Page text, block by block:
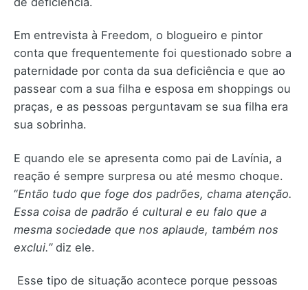
Em entrevista à Freedom, o blogueiro e pintor
conta que frequentemente foi questionado sobre a
paternidade por conta da sua deficiência e que ao
passear com a sua filha e esposa em shoppings ou
praças, e as pessoas perguntavam se sua filha era
sua sobrinha.
E quando ele se apresenta como pai de Lavínia, a
reação é sempre surpresa ou até mesmo choque.
“Então tudo que foge dos padrões, chama atenção.
Essa coisa de padrão é cultural e eu falo que a
mesma sociedade que nos aplaude, também nos
exclui.”diz ele.
Esse tipo de situação acontece porque pessoas